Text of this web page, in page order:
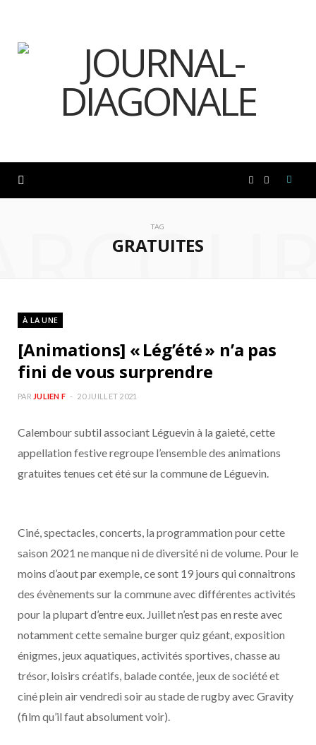
o
k
g
a
TAG
GRATUITES
À LA UNE
[Animations] « Lég’été » n’a pas
fini de vous surprendre
PAR JULIEN F 20 JUILLET 2021
Calembour subtil associant Léguevin à la gaieté, cette
appellation festive regroupe l’ensemble des animations
gratuites tenues cet été sur la commune de Léguevin.
Ciné, spectacles, concerts, la programmation pour cette
saison 2021 ne manque ni de diversité ni de volume. Pour le
moins d’aout par exemple, ce sont 19 jours qui connaitrons
des évènements sur la commune avec différentes activités
pour la plupart d’entre eux. Juillet n’est pas en reste avec
notamment cette semaine burger quiz géant, exposition
énigmes, jeux aquatiques, activités sportives, chasse au
trésor, loisirs créatifs, balade contée, jeux de société et
ciné plein air vendredi soir au stade de rugby avec Gravity
(film qu’il faut absolument voir).